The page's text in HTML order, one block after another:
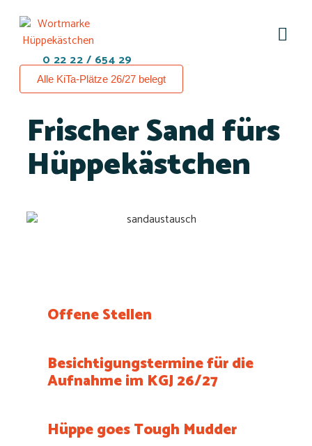
0 22 22 / 654 29
Alle KiTa-Plätze 26/27 belegt
Frischer Sand fürs
Hüppekästchen
Offene Stellen
Besichtigungstermine für die
Aufnahme im KGJ 26/27
Hüppe goes Tough Mudder